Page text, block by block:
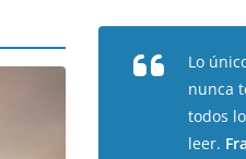
Lo
nunca
todos
leer.